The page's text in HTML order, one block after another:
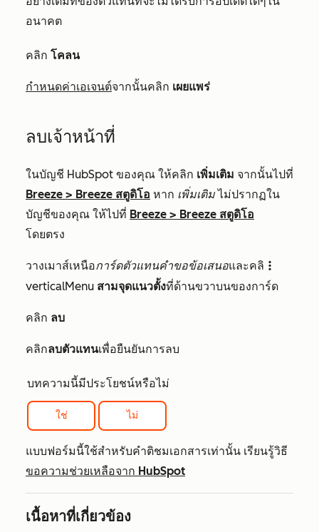
อนาคต
คลิก โคลน
กำหนดค่าเอเจนต์จากนั้นคลิก เผยแพร่
ลบเจ้าหน้าที่
ในบัญชี HubSpot ของคุณ ให้คลิก เพิ่มเติม จากนั้นไปที่
Breeze > Breeze สตูดิโอ หาก เพิ่มเติมไม่ปรากฏใน
บัญชีของคุณ ให้ไปที่ Breeze > Breeze สตูดิโอ
โดยตรง
วางเมาส์เหนือการ์ดตัวแทนคำขอข้อเสนอและคลิ verticalMenu
verticalMenu สามจุดแนวตั้งที่ด้านขวาบนของการ์ด
คลิก ลบ
คลิกลบตัวแทนเพื่อยืนยันการลบ
บทความนี้มีประโยชน์หรือไม่
ใช่ ไม่
แบบฟอร์มนี้ใช้สำหรับคำติชมเอกสารเท่านั้น เรียนรู้วิธี
ขอความช่วยเหลือจาก HubSpot
เนื้อหาที่เกี่ยวข้อง